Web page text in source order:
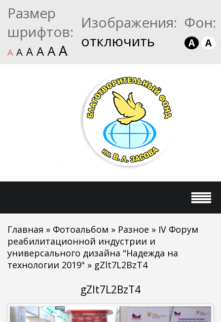
Размер
шрифтов:
A A A A AA
Изображения:
отключить
Фон:
A A
Главная » Фотоальбом » Разное » IV Форум
реабилитационной индустрии и
универсального дизайна "Надежда на
технологии 2019" » gZlt7L2BzT4
gZlt7L2BzT4